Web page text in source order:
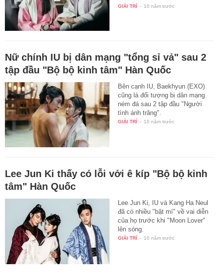
với…
GIẢI TRÍ - 10 năm trước
Nữ chính IU bị dân mạng "tổng sỉ vả" sau 2
tập đầu "Bộ bộ kinh tâm" Hàn Quốc
Bên cạnh IU, Baekhyun (EXO)
cũng là đối tượng bị dân mạng
ném đá sau 2 tập đầu "Người
tình ánh trăng".
GIẢI TRÍ - 10 năm trước
Lee Jun Ki thấy có lỗi với ê kíp "Bộ bộ kinh
tâm" Hàn Quốc
Lee Jun Ki, IU và Kang Ha Neul
đã có nhiều "bật mí" về vai diễn
của họ trước khi "Moon Lover"
lên sóng.
GIẢI TRÍ - 10 năm trước